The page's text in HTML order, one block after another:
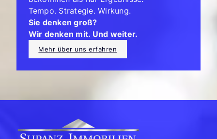
Tempo. Strategie. Wirkung.
Sie denken groß?
Wir denken mit. Und weiter.
Mehr über uns erfahren